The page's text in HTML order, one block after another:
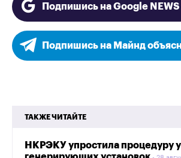
Подпишись на Google NEWS
Подпишись на Майнд
ТАКЖЕ ЧИТАЙТЕ
НКРЭКУ упростила процедуру